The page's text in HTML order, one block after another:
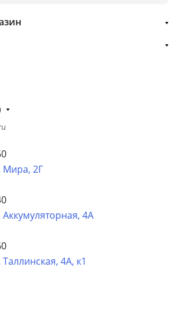
Мира, 2Г
4А
4А, к1